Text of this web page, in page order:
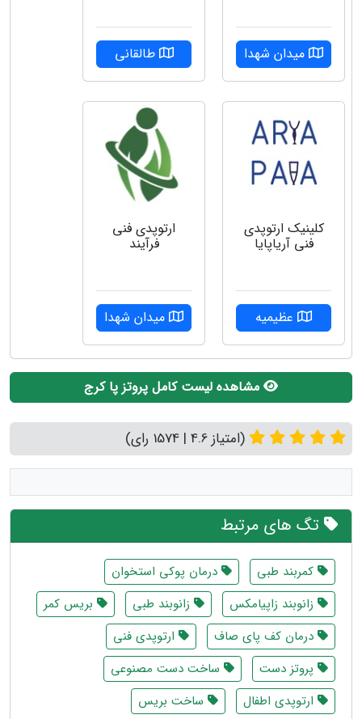
میدان شهدا طالقانی
کلینیک ارتوپدی
فنی آریاپایا
عظیمیه
ارتوپدی فنی
فرآیند
میدان شهدا
مشاهده لیست کامل پروتز پا کرج
(امتیاز 4.6 | 1574 رای)
تگ های مرتبط
کمربند طبی
درمان پوکی استخوان
زانوبند زاپیامکس
زانوبند طبی
بریس کمر
درمان کف پای صاف
ارتوپدی فنی
پروتز دست
ساخت دست مصنوعی
ارتوپدی اطفال
ساخت بریس